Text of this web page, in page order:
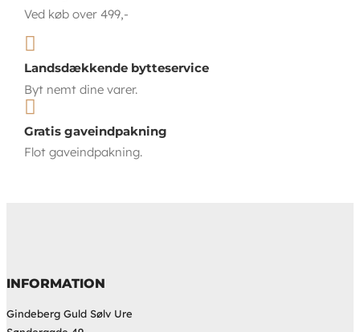
Ved køb over 499,-

Landsdækkende bytteservice
Byt nemt dine varer.

Gratis gaveindpakning
Flot gaveindpakning.
INFORMATION
Gindeberg Guld Sølv Ure